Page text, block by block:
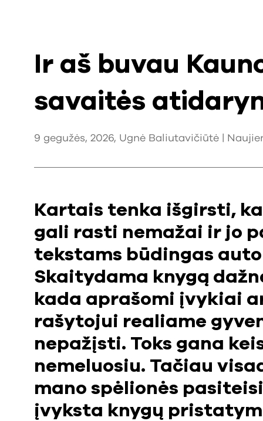
Ir aš buvau
savaitės
9 gegužės, 2026, Ugnė Baliutavičiūtė |
Kartais tenka išgirsti,
gali rasti nemažai ir jo
tekstams būdingas
Skaitydama knygą
kada aprašomi įvykiai
rašytojui realiame
nepažįsti. Toks gana
nemeluosiu. Tačiau
mano spėlionės
įvyksta knygų